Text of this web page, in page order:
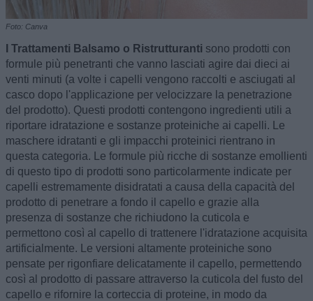
Foto: Canva
I Trattamenti Balsamo o Ristrutturanti sono prodotti con
formule più penetranti che vanno lasciati agire dai dieci ai
venti minuti (a volte i capelli vengono raccolti e asciugati al
casco dopo l'applicazione per velocizzare la penetrazione
del prodotto). Questi prodotti contengono ingredienti utili a
riportare idratazione e sostanze proteiniche ai capelli. Le
maschere idratanti e gli impacchi proteinici rientrano in
questa categoria. Le formule più ricche di sostanze emollienti
di questo tipo di prodotti sono particolarmente indicate per
capelli estremamente disidratati a causa della capacità del
prodotto di penetrare a fondo il capello e grazie alla
presenza di sostanze che richiudono la cuticola e
permettono così al capello di trattenere l'idratazione acquisita
artificialmente. Le versioni altamente proteiniche sono
pensate per rigonfiare delicatamente il capello, permettendo
così al prodotto di passare attraverso la cuticola del fusto del
capello e rifornire la corteccia di proteine, in modo da